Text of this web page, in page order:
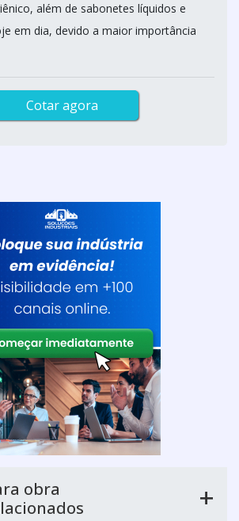
além de sabonetes líquidos e
em dia, devido a maior importância
Cotar agora
obra